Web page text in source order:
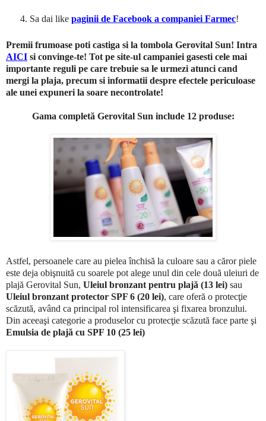
Sa dai like paginii de Facebook a companiei Farmec!
Premii frumoase poti castiga si la tombola Gerovital Sun! Intra
AICI si convinge-te! Tot pe site-ul campaniei gasesti cele mai
importante reguli pe care trebuie sa le urmezi atunci cand
mergi la plaja, precum si informatii despre efectele periculoase
ale unei expuneri la soare necontrolate!
Gama completă Gerovital Sun include 12 produse:
Astfel, persoanele care au pielea închisă la culoare sau a căror piele
este deja obişnuită cu soarele pot alege unul din cele două uleiuri de
plajă Gerovital Sun, Uleiul bronzant pentru plajă (13 lei) sau
Uleiul bronzant protector SPF 6 (20 lei), care oferă o protecţie
scăzută, având ca principal rol intensificarea şi fixarea bronzului.
Din aceeaşi categorie a produselor cu protecţie scăzută face parte şi
Emulsia de plajă cu SPF 10 (25 lei)